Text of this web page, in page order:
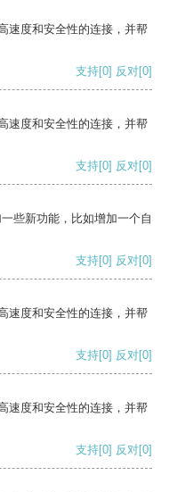
速度和安全性的连接，并帮
支持[0] 反对[0]
速度和安全性的连接，并帮
支持[0] 反对[0]
些新功能，比如增加一个自
支持[0] 反对[0]
速度和安全性的连接，并帮
支持[0] 反对[0]
速度和安全性的连接，并帮
支持[0] 反对[0]